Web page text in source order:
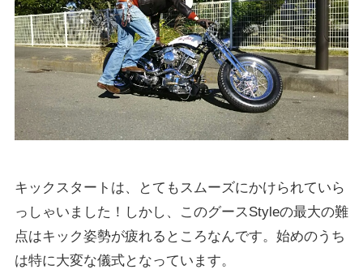
キックスタートは、とてもスムーズにかけられていら
っしゃいました！しかし、このグースStyleの最大の難
点はキック姿勢が疲れるところなんです。始めのうち
は特に大変な儀式となっています。